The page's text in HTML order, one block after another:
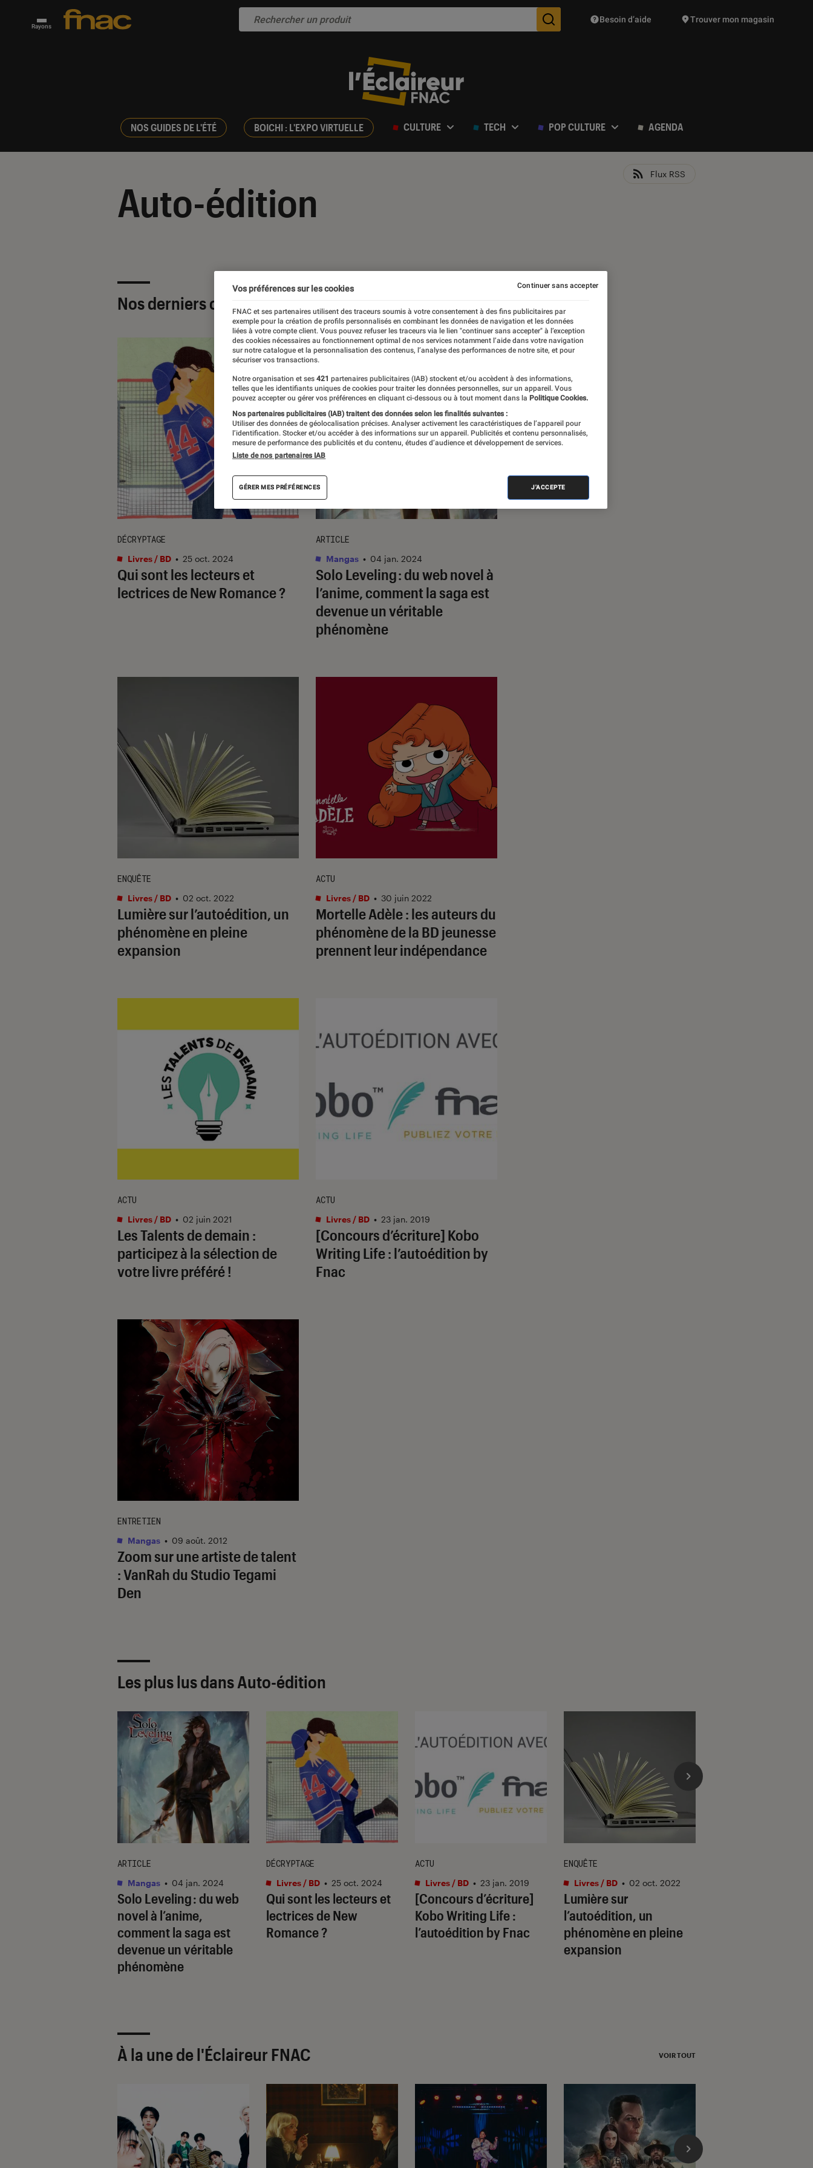
Rayons Des suggestions de produits vont vous être proposées
Besoin d’aide Trouver mon magasin
NOS GUIDES DE L'ÉTÉ BOICHI : L'EXPO VIRTUELLE CULTURE TECH POP CULTURE AGENDA
Auto-édition
Flux RSS
Nos derniers contenus
Qui sont les lecteurs et
lectrices de New Romance ?
DÉCRYPTAGE
Livres / BD • 25 oct. 2024
Solo Leveling : du web novel à
l’anime, comment la saga est
devenue un véritable
phénomène
ARTICLE
Mangas • 04 jan. 2024
Lumière sur l’autoédition, un
phénomène en pleine
expansion
ENQUÊTE
Livres / BD • 02 oct. 2022
Mortelle Adèle: les auteurs du
phénomène de la BD jeunesse
prennent leur indépendance
ACTU
Livres / BD • 30 juin 2022
Les Talents de demain :
participez à la sélection de
votre livre préféré !
ACTU
Livres / BD • 02 juin 2021
[Concours d’écriture] Kobo
Writing Life : l’autoédition by
Fnac
ACTU
Livres / BD • 23 jan. 2019
Zoom sur une artiste de talent
: VanRah du Studio Tegami
Den
ENTRETIEN
Mangas • 09 août. 2012
Les plus lus dans Auto-édition
Solo Leveling : du web
novel à l’anime,
comment la saga est
devenue un véritable
phénomène
ARTICLE
Mangas • 04 jan. 2024
Qui sont les lecteurs et
lectrices de New
Romance ?
DÉCRYPTAGE
Livres / BD • 25 oct. 2024
[Concours d’écriture]
Kobo Writing Life :
l’autoédition by Fnac
ACTU
Livres / BD • 23 jan. 2019
Lumière sur
l’autoédition, un
phénomène en pleine
expansion
ENQUÊTE
Livres / BD • 02 oct. 2022
À la une de l'Éclaireur FNAC VOIR TOUT
l'Éclaireur fnac">
Vos préférences sur les cookies
FNAC et ses partenaires utilisent des traceurs soumis à votre consentement à des fins publicitaires par
exemple pour la création de profils personnalisés en combinant les données de navigation et les données
liées à votre compte client. Vous pouvez refuser les traceurs via le lien "continuer sans accepter" à l’exception
des cookies nécessaires au fonctionnement optimal de nos services notamment l’aide dans votre navigation
sur notre catalogue et la personnalisation des contenus, l’analyse des performances de notre site, et pour
sécuriser vos transactions.
Notre organisation et ses 421 partenaires publicitaires (IAB) stockent et/ou accèdent à des informations,
telles que les identifiants uniques de cookies pour traiter les données personnelles, sur un appareil. Vous
pouvez accepter ou gérer vos préférences en cliquant ci-dessous ou à tout moment dans la Politique Cookies.
Nos partenaires publicitaires (IAB) traitent des données selon les finalités suivantes :
Utiliser des données de géolocalisation précises. Analyser activement les caractéristiques de l’appareil pour
l’identification. Stocker et/ou accéder à des informations sur un appareil. Publicités et contenu personnalisés,
mesure de performance des publicités et du contenu, études d’audience et développement de services.
Liste de nos partenaires IAB
GÉRER MES PRÉFÉRENCES J'ACCEPTE
Continuer sans accepter